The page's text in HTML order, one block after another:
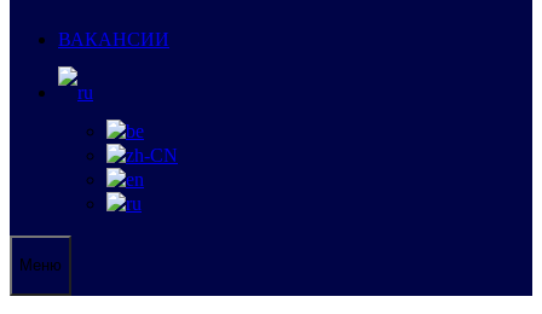
ВАКАНСИИ
Меню